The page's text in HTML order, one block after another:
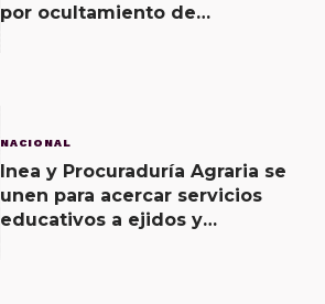
por ocultamiento de
NACIONAL
Inea y Procuraduría Agraria se
unen para acercar servicios
educativos a ejidos y